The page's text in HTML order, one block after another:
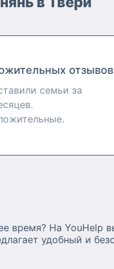
развития,
оказываю
3мя детьми, в том
Имею
образование
будут полезны
отзывов
семьи за
время? На YouHelp
удобный и